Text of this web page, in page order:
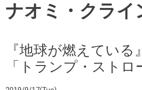
ナオミ・クライ
『地球が燃えている
「トランプ・スト